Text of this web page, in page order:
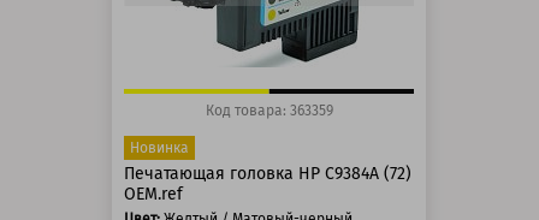
Код товара: 363359
Новинка
Печатающая головка HP C9384A (72)
OEM.ref